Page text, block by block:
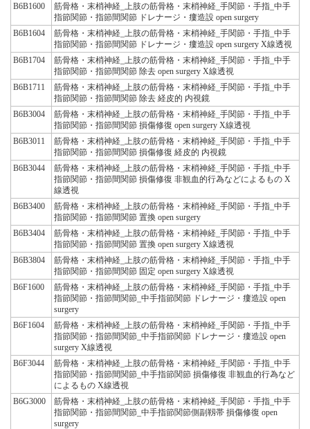
B6B1600
筋骨格・末梢神経_上肢の筋骨格・末梢神経_手関節・手指_中手
指節関節・指節間関節 ドレナージ・瘻造設 open surgery
B6B1604
筋骨格・末梢神経_上肢の筋骨格・末梢神経_手関節・手指_中手
指節関節・指節間関節 ドレナージ・瘻造設 open surgery X線透視
B6B1704
筋骨格・末梢神経_上肢の筋骨格・末梢神経_手関節・手指_中手
指節関節・指節間関節 除去 open surgery X線透視
B6B1711
筋骨格・末梢神経_上肢の筋骨格・末梢神経_手関節・手指_中手
指節関節・指節間関節 除去 経皮的 内視鏡
B6B3004
筋骨格・末梢神経_上肢の筋骨格・末梢神経_手関節・手指_中手
指節関節・指節間関節 損傷修復 open surgery X線透視
B6B3011
筋骨格・末梢神経_上肢の筋骨格・末梢神経_手関節・手指_中手
指節関節・指節間関節 損傷修復 経皮的 内視鏡
B6B3044
筋骨格・末梢神経_上肢の筋骨格・末梢神経_手関節・手指_中手
指節関節・指節間関節 損傷修復 非観血的行為などによるもの X
線透視
B6B3400
筋骨格・末梢神経_上肢の筋骨格・末梢神経_手関節・手指_中手
指節関節・指節間関節 置換 open surgery
B6B3404
筋骨格・末梢神経_上肢の筋骨格・末梢神経_手関節・手指_中手
指節関節・指節間関節 置換 open surgery X線透視
B6B3804
筋骨格・末梢神経_上肢の筋骨格・末梢神経_手関節・手指_中手
指節関節・指節間関節 固定 open surgery X線透視
B6F1600
筋骨格・末梢神経_上肢の筋骨格・末梢神経_手関節・手指_中手
指節関節・指節間関節_中手指節関節 ドレナージ・瘻造設 open
surgery
B6F1604
筋骨格・末梢神経_上肢の筋骨格・末梢神経_手関節・手指_中手
指節関節・指節間関節_中手指節関節 ドレナージ・瘻造設 open
surgery X線透視
B6F3044
筋骨格・末梢神経_上肢の筋骨格・末梢神経_手関節・手指_中手
指節関節・指節間関節_中手指節関節 損傷修復 非観血的行為など
によるもの X線透視
B6G3000
筋骨格・末梢神経_上肢の筋骨格・末梢神経_手関節・手指_中手
指節関節・指節間関節_中手指節関節側副靱帯 損傷修復 open
surgery